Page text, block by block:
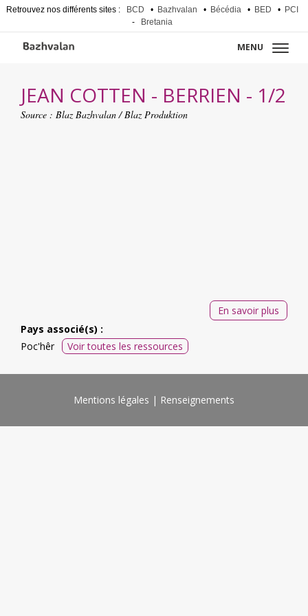
Retrouvez nos différents sites : BCD • Bazhvalan • Bécédia • BED •
PCI
-
Bretania
MENU
JEAN COTTEN - BERRIEN - 1/2
Source : Blaz Bazhvalan / Blaz Produktion
En savoir plus
Pays associé(s) :
Poc'hêr
Voir toutes les ressources
Mentions légales Renseignements